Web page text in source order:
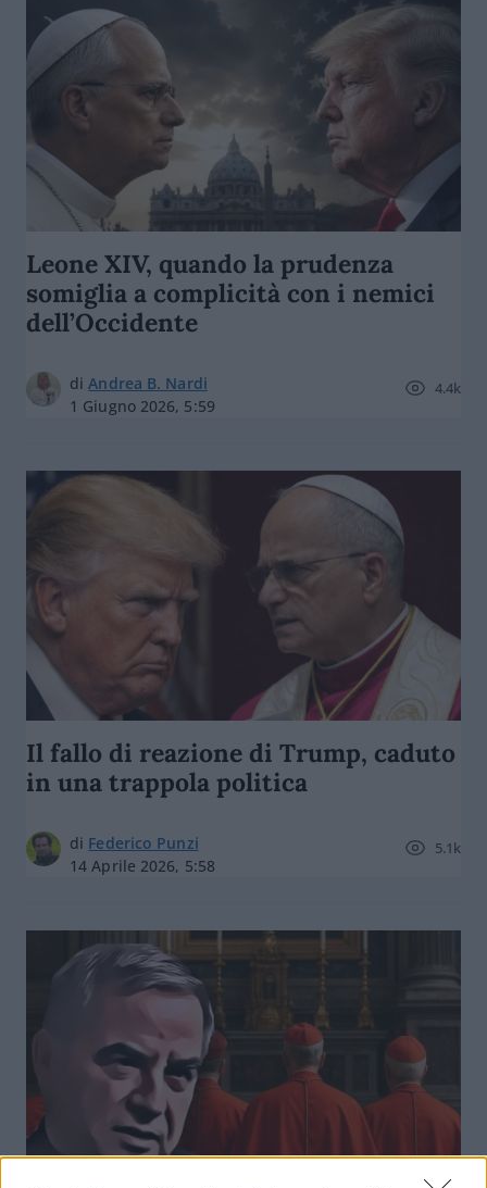
Leone XIV, quando la prudenza
somiglia a complicità con i nemici
dell’Occidente
diAndrea B. Nardi
1 Giugno 2026, 5:59
4.4k
Il fallo di reazione di Trump, caduto
in una trappola politica
di Federico Punzi
14 Aprile 2026, 5:58
5.1k